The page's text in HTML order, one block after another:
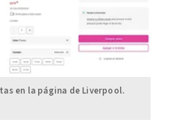
en la página de Liverpool.